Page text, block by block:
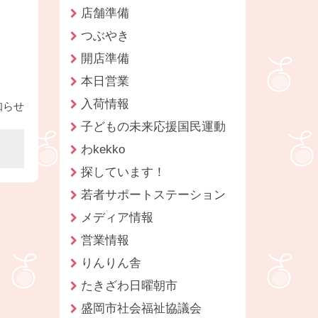
せ
店舗準備
つぶやき
開店準備
本日営業
入荷情報
子どもの未来応援国民運動
わkekko
探しています！
若者サポートステーション
メディア情報
営業情報
りんりん舎
たきざわ日曜朝市
盛岡市社会福祉協議会